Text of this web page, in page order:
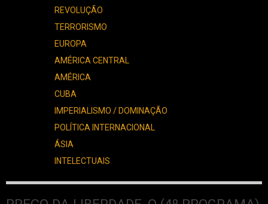
REVOLUÇÃO
TERRORISMO
EUROPA
AMÉRICA CENTRAL
AMÉRICA
CUBA
IMPERIALISMO / DOMINAÇÃO
POLÍTICA INTERNACIONAL
ÁSIA
INTELECTUAIS